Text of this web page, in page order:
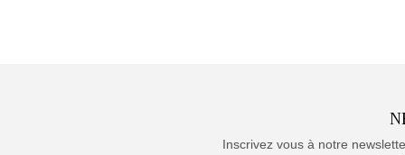
Inscrivez vous à notre